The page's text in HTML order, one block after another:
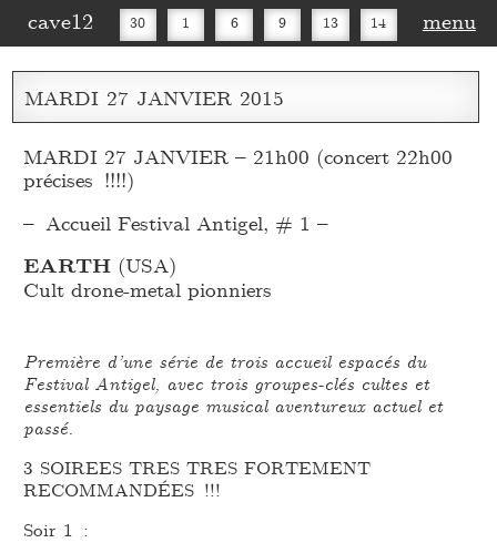
cave12 30 1 6 9 13 14
16 20 27 30
menu
MARDI 27 JANVIER 2015
MARDI 27 JANVIER – 21h00 (concert 22h00
précises !!!!)
– Accueil Festival Antigel, # 1 –
EARTH (USA)
Cult drone-metal pionniers
Première d’une série de trois accueil espacés du
Festival Antigel, avec trois groupes-clés cultes et
essentiels du paysage musical aventureux actuel et
passé.
3 SOIREES TRES TRES FORTEMENT
RECOMMANDÉES !!!
Soir 1 :